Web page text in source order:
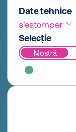
Date tehnice
s'estomper
Selecție
Mostră